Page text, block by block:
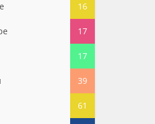
16
17
17
39
61